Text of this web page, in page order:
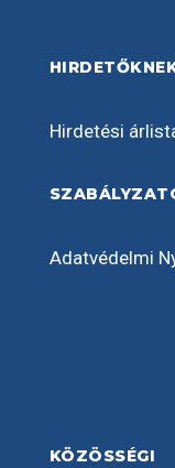
Hirdetési
Adatvédelmi
KÖZÖSSÉGI